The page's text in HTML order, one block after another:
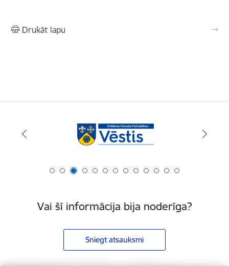
Drukāt lapu
Vai šī informācija bija noderīga?
Sniegt atsauksmi